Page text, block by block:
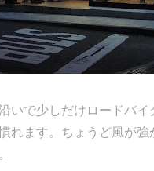
で少しだけロードバ
れます。ちょうど風が